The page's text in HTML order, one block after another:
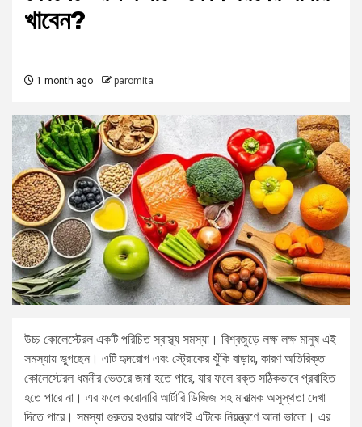
খাবেন?
1 month ago paromita
উচ্চ কোলেস্টেরল একটি পরিচিত স্বাস্থ্য সমস্যা। বিশ্বজুড়ে লক্ষ লক্ষ মানুষ এই
সমস্যায় ভুগছেন। এটি হৃদরোগ এবং স্ট্রোকের ঝুঁকি বাড়ায়, কারণ অতিরিক্ত
কোলেস্টেরল ধমনীর ভেতরে জমা হতে পারে, যার ফলে রক্ত সঠিকভাবে প্রবাহিত
হতে পারে না। এর ফলে করোনারি আর্টারি ডিজিজ সহ মারাত্মক অসুস্থতা দেখা
দিতে পারে। সমস্যা গুরুতর হওয়ার আগেই এটিকে নিয়ন্ত্রণে আনা ভালো। এর